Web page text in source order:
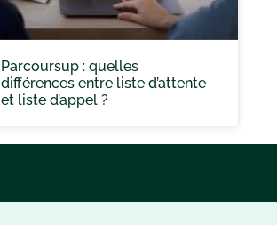
Parcoursup : quelles
différences entre liste d’attente
et liste d’appel ?